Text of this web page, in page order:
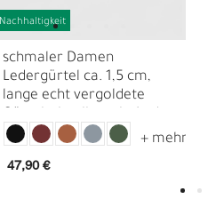
Nachhaltigkeit
schmaler Damen
Ledergürtel ca. 1,5 cm,
lange echt vergoldete
47,90 €